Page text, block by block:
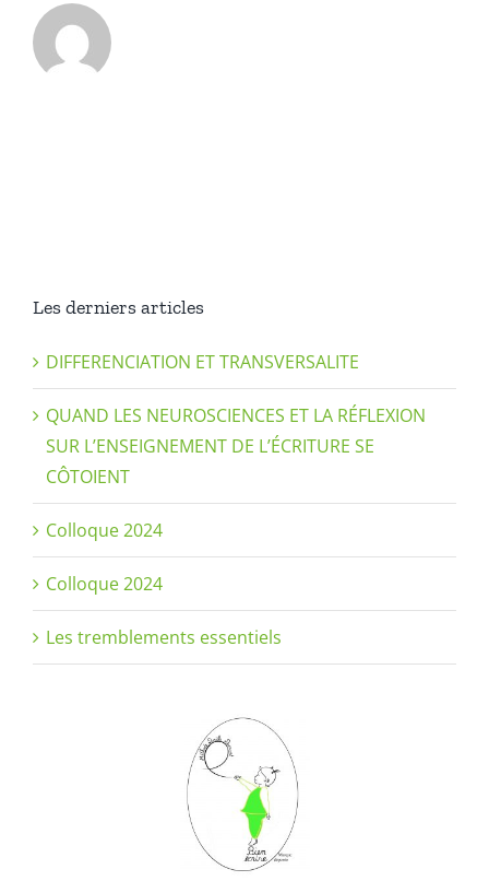
Les derniers articles
DIFFERENCIATION ET TRANSVERSALITE
QUAND LES NEUROSCIENCES ET LA RÉFLEXION
SUR L’ENSEIGNEMENT DE L’ÉCRITURE SE
CÔTOIENT
Colloque 2024
Colloque 2024
Les tremblements essentiels